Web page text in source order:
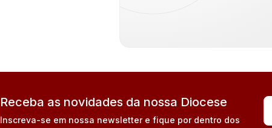
Receba as novidades da nossa Diocese
Inscreva-se em nossa newsletter e fique por dentro dos